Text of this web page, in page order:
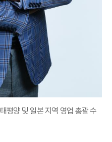
평양 및 일본 지역 영업 총괄 수